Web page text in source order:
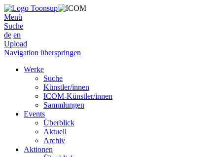
Menü
Suche
de en
Upload
Navigation überspringen
Werke
Suche
Künstler/innen
ICOM-Künstler/innen
Sammlungen
Events
Überblick
Aktuell
Archiv
Aktionen